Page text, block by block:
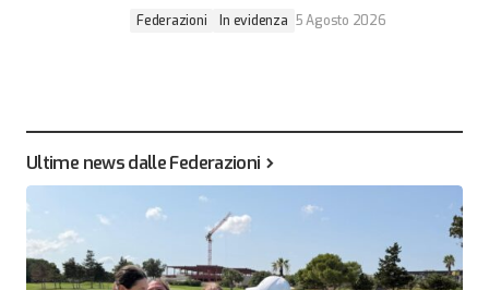
Federazioni In evidenza 5 Agosto 2026
Ultime news dalle Federazioni